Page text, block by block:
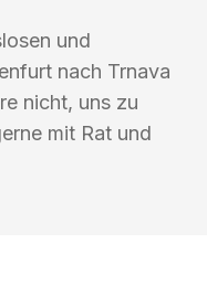
und
nach Trnava
nicht, uns zu
mit Rat und